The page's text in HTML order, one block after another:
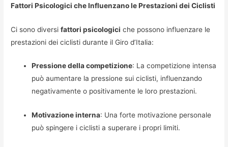
Fattori Psicologici che Influenzano le Prestazioni dei Ciclisti
Ci sono diversifattori psicologici che possono influenzare le
prestazioni dei ciclisti durante il Giro d’Italia:
Pressione della competizione: La competizione intensa
può aumentare la pressione sui ciclisti, influenzando
negativamente o positivamente le loro prestazioni.
Motivazione interna: Una forte motivazione personale
può spingere i ciclisti a superare i propri limiti.